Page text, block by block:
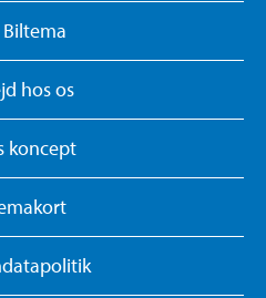
hos os
koncept